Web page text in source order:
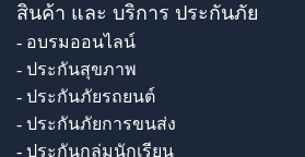
สินค้า และ บริการ ประกันภัย
- อบรมออนไลน์
- ประกันสุขภาพ
- ประกันภัยรถยนต์
- ประกันภัยการขนส่ง
- ประกันกลุ่มนักเรียน